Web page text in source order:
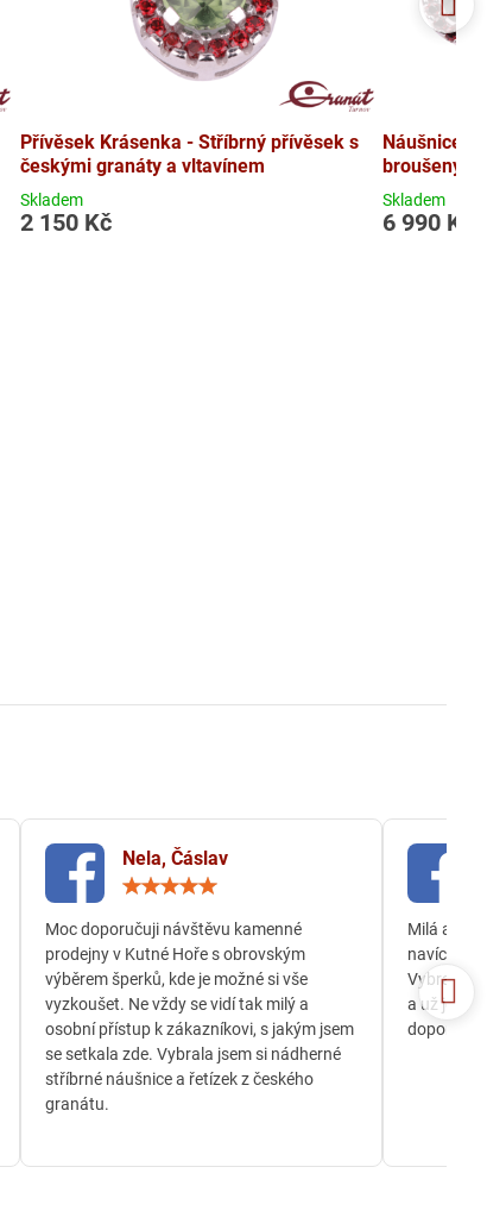
Přívěsek Krásenka - Stříbrný přívěsek s
českými granáty a vltavínem
Skladem
2 150 Kč
Náušnice
broušeným
Skladem
6 990 Kč
Nela, Čáslav
/
5
Moc doporučuji návštěvu kamenné
prodejny v Kutné Hoře s obrovským
výběrem šperků, kde je možné si vše
vyzkoušet. Ne vždy se vidí tak milý a
osobní přístup k zákazníkovi, s jakým jsem
se setkala zde. Vybrala jsem si nádherné
stříbrné náušnice a řetízek z českého
granátu.
Milá a
navíc
Vybrala
a už je